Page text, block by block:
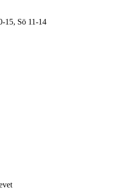
15, Sö 11-14